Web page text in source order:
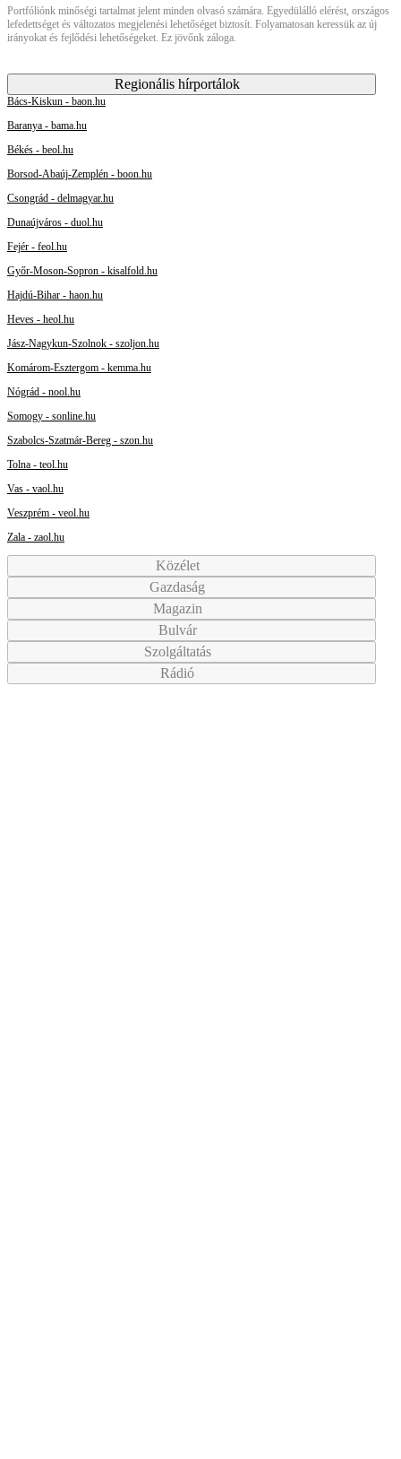
Portfóliónk minőségi tartalmat jelent minden olvasó számára. Egyedülálló elérést, országos
lefedettséget és változatos megjelenési lehetőséget biztosít. Folyamatosan keressük az új
irányokat és fejlődési lehetőségeket. Ez jövőnk záloga.
Regionális hírportálok
Bács-Kiskun - baon.hu
Baranya - bama.hu
Békés - beol.hu
Borsod-Abaúj-Zemplén - boon.hu
Csongrád - delmagyar.hu
Dunaújváros - duol.hu
Fejér - feol.hu
Győr-Moson-Sopron - kisalfold.hu
Hajdú-Bihar - haon.hu
Heves - heol.hu
Jász-Nagykun-Szolnok - szoljon.hu
Komárom-Esztergom - kemma.hu
Nógrád - nool.hu
Somogy - sonline.hu
Szabolcs-Szatmár-Bereg - szon.hu
Tolna - teol.hu
Vas - vaol.hu
Veszprém - veol.hu
Zala - zaol.hu
Közélet
Gazdaság
Magazin
Bulvár
Szolgáltatás
Rádió